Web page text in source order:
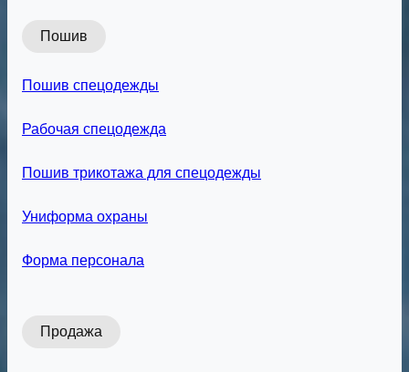
Пошив
Пошив спецодежды
Рабочая спецодежда
Пошив трикотажа для спецодежды
Униформа охраны
Форма персонала
Продажа